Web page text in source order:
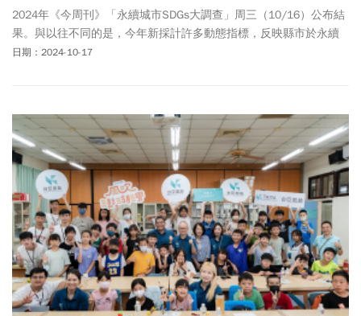
2024年《今周刊》「永續城市SDGs大調查」周三（10/16）公布結
果。與以往不同的是，今年新採計許多動態指標，反映縣市於永續
發展方面的進步幅度。就得獎名單來看，高雄橫掃六個獎項，成為
獎」讓縣市之間能相互學習，推行永續的努力及創新精神更能被民
眾看見。
日期：2024-10-17